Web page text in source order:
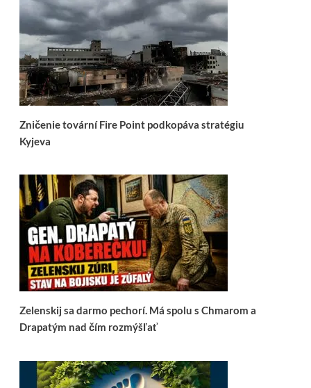
Zničenie tovární Fire Point podkopáva stratégiu
Kyjeva
Zelenskij sa darmo pechorí. Má spolu s Chmarom a
Drapatým nad čím rozmýšľať